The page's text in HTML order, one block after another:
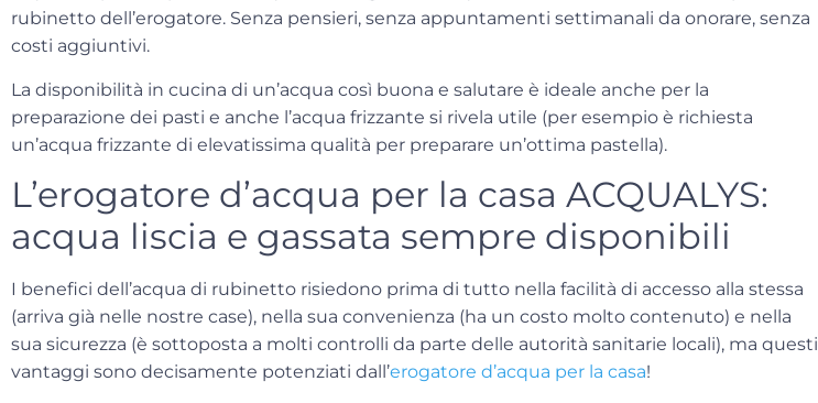
rubinetto dell’erogatore. Senza pensieri, senza appuntamenti settimanali da onorare, senza
costi aggiuntivi.
La disponibilità in cucina di un’acqua così buona e salutare è ideale anche per la
preparazione dei pasti e anche l’acqua frizzante si rivela utile (per esempio è richiesta
un’acqua frizzante di elevatissima qualità per preparare un’ottima pastella).
L’erogatore d’acqua per la casa ACQUALYS:
acqua liscia e gassata sempre disponibili
I benefici dell’acqua di rubinetto risiedono prima di tutto nella facilità di accesso alla stessa
(arriva già nelle nostre case), nella sua convenienza (ha un costo molto contenuto) e nella
sua sicurezza (è sottoposta a molti controlli da parte delle autorità sanitarie locali), ma questi
vantaggi sono decisamente potenziati dall’erogatore d’acqua per la casa!